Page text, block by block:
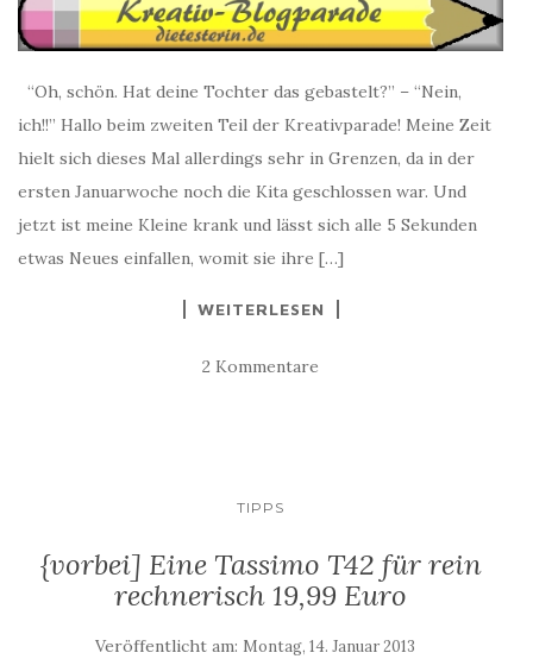
“Oh, schön. Hat deine Tochter das gebastelt?” – “Nein,
ich!!” Hallo beim zweiten Teil der Kreativparade! Meine Zeit
hielt sich dieses Mal allerdings sehr in Grenzen, da in der
ersten Januarwoche noch die Kita geschlossen war. Und
jetzt ist meine Kleine krank und lässt sich alle 5 Sekunden
etwas Neues einfallen, womit sie ihre […]
WEITERLESEN
2 Kommentare
TIPPS
{vorbei] Eine Tassimo T42 für rein
rechnerisch 19,99 Euro
Veröffentlicht am: Montag, 14. Januar 2013